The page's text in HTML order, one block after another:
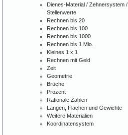
Dienes-Material / Zehnersystem /
Stellenwerte
Rechnen bis 20
Rechnen bis 100
Rechnen bis 1000
Rechnen bis 1 Mio.
Kleines 1 x 1
Rechnen mit Geld
Zeit
Geometrie
Brüche
Prozent
Rationale Zahlen
Längen, Flächen und Gewichte
Weitere Materialien
Koordinatensystem